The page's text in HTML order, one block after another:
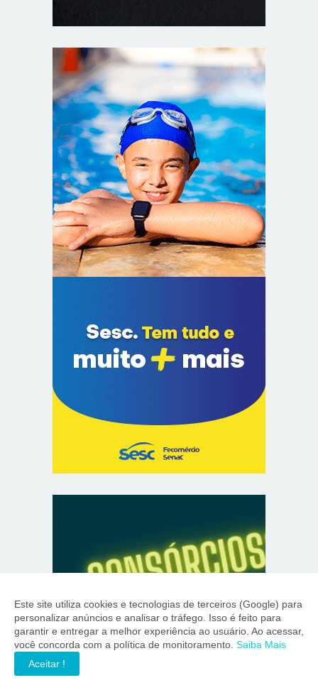
Este site utiliza cookies e tecnologias de terceiros (Google) para
personalizar anúncios e analisar o tráfego. Isso é feito para
garantir e entregar a melhor experiência ao usuário. Ao acessar,
você concorda com a política de monitoramento. Saiba Mais
Aceitar !